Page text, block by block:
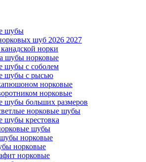
шубы
шуб 2026 2027
норки
шубы норковые
шубы с соболем
шубы с рысью
норковые
норковые
шубы больших размеров
норковые шубы
шубы крестовка
шубы
норковые
норковые
норковые